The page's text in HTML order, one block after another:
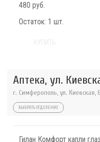
480 руб.
Остаток: 1 шт.
Аптека, ул.
г. Симферополь, ул. Киевская,
ВЫБРАТЬ ОТДЕЛЕНИЕ
Гилан Комфорт капли